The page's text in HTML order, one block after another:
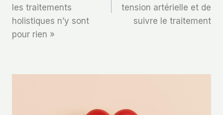
les traitements
holistiques n’y sont
pour rien »
tension artérielle et de
suivre le traitement